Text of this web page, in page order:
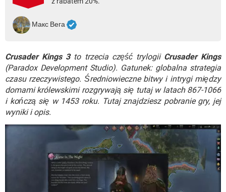
WINDOWS 10
Макс Вега
Crusader Kings 3to trzecia część trylogii Crusader Kings
(Paradox Development Studio). Gatunek: globalna strategia
czasu rzeczywistego. Średniowieczne bitwy i intrygi między
domami królewskimi rozgrywają się tutaj w latach 867-1066
i kończą się w 1453 roku. Tutaj znajdziesz pobranie gry, jej
wyniki i opis.